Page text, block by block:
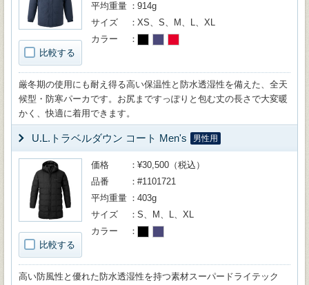
比較する
平均重量
914g
サイズ
XS、S、M、L、XL
カラー
厳冬期の使用にも耐え得る高い保温性と防水透湿性を備えた、全天
候型・防寒パーカです。お尻まですっぽりと包む丈の長さで大変暖
かく、快適に着用できます。
U.L.トラベルダウン コート Men's 男性用
比較する
価格
¥30,500（税込）
品番
#1101721
平均重量
403g
サイズ
S、M、L、XL
カラー
高い防風性と優れた防水透湿性を持つ素材スーパードライテック